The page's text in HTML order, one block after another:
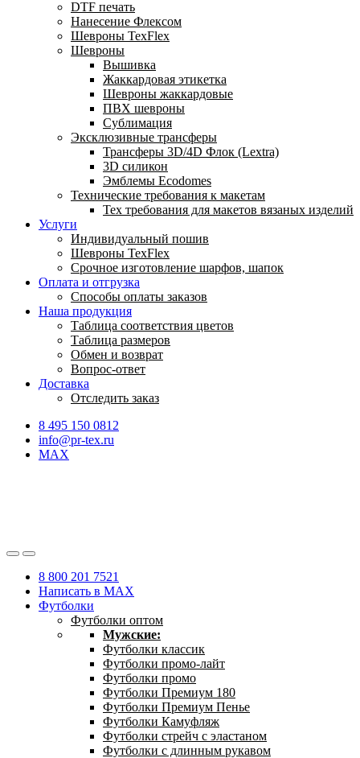
DTF печать
Нанесение Флексом
Шевроны TexFlex
Шевроны
Вышивка
Жаккардовая этикетка
Шевроны жаккардовые
ПВХ шевроны
Сублимация
Эксклюзивные трансферы
Трансферы 3D/4D Флок (Lextra)
3D силикон
Эмблемы Ecodomes
Технические требования к макетам
Тех требования для макетов вязаных изделий
Услуги
Индивидуальный пошив
Шевроны TexFlex
Срочное изготовление шарфов, шапок
Оплата и отгрузка
Способы оплаты заказов
Наша продукция
Таблица соответствия цветов
Таблица размеров
Обмен и возврат
Вопрос-ответ
Доставка
Отследить заказ
8 495 150 0812
info@pr-tex.ru
MAX
8 800 201 7521
Написать в MAX
Футболки
Футболки оптом
Мужские:
Футболки классик
Футболки промо-лайт
Футболки промо
Футболки Премиум 180
Футболки Премиум Пенье
Футболки Камуфляж
Футболки стрейч с эластаном
Футболки с длинным рукавом